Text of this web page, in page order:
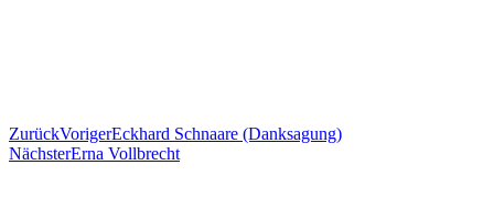
ZurückVorigerEckhard Schnaare (Danksagung)
NächsterErna Vollbrecht